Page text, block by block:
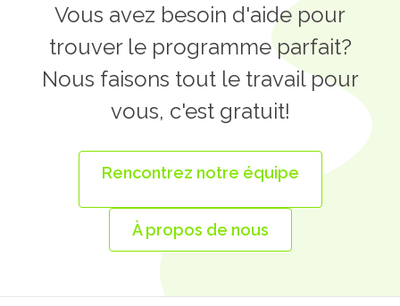
Vous avez besoin d'aide pour
trouver le programme parfait?
Nous faisons tout le travail pour
vous, c'est gratuit!
Rencontrez notre équipe
À propos de nous